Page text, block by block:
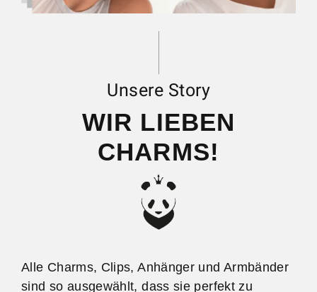
Unsere Story
WIR LIEBEN
CHARMS!
Alle Charms, Clips, Anhänger und Armbänder
sind so ausgewählt, dass sie perfekt zu